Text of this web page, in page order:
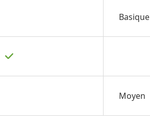
Basique
Moyen